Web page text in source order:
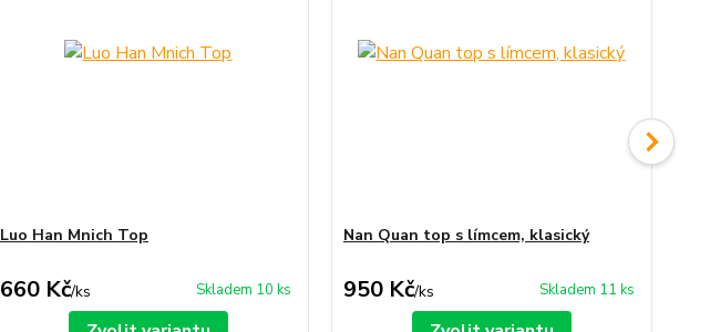
Luo Han Mnich Top
660 Kč/ks Skladem 10 ks
Nan Quan top s límcem, klasický
950 Kč/ks Skladem 11 ks